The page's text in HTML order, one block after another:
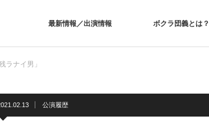
最新情報／出演情報 ボクラ団義とは？
ラナイ男」
公演履歴